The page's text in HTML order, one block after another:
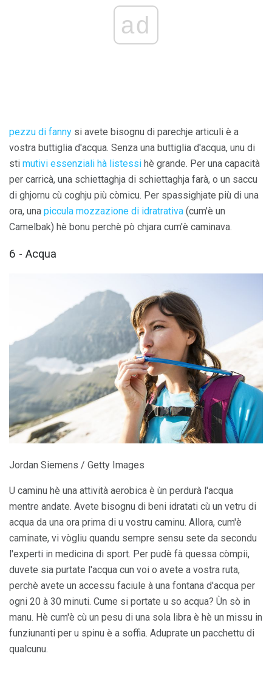
ad
pezzu di fanny si avete bisognu di parechje articuli è a
vostra buttiglia d'acqua. Senza una buttiglia d'acqua, unu di
sti mutivi essenziali hà listessi hè grande. Per una capacità
per carricà, una schiettaghja di schiettaghja farà, o un saccu
di ghjornu cù coghju più còmicu. Per spassighjate più di una
ora, una piccula mozzazione di idratrativa (cum'è un
Camelbak) hè bonu perchè pò chjara cum'è caminava.
6 - Acqua
Jordan Siemens / Getty Images
U caminu hè una attività aerobica è ùn perdurà l'acqua
mentre andate. Avete bisognu di beni idratati cù un vetru di
acqua da una ora prima di u vostru caminu. Allora, cum'è
caminate, vi vògliu quandu sempre sensu sete da secondu
l'experti in medicina di sport. Per pudè fà quessa còmpii,
duvete sia purtate l'acqua cun voi o avete a vostra ruta,
perchè avete un accessu faciule à una fontana d'acqua per
ogni 20 à 30 minuti. Cume si portate u so acqua? Ùn sò in
manu. Hè cum'è cù un pesu di una sola libra è hè un missu in
funziunanti per u spinu è a soffia. Aduprate un pacchettu di
qualcunu.